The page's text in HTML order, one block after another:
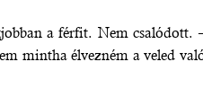
a férfit. Nem
mintha élvezném a veled